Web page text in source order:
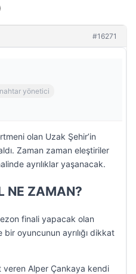
#16271
yönetici
olan Uzak Şehir’in
Zaman zaman eleştiriler
ayrılıklar yaşanacak.
NE ZAMAN?
finali yapacak olan
oyuncunun ayrılığı dikkat
veren Alper Çankaya kendi